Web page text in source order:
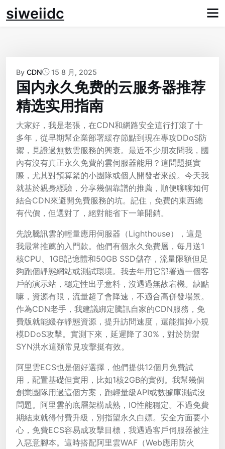
Skip
tosiweiidc
By CDN 15 8 月, 2025
国内永久免费的云服务器推荐
精选实用指南
大家好，我是老張，在CDN和網路安全這行打滾了十
多年，從早期幫企業部署緩存節點到現在專攻DDoS防
禦，見證過無數雲服務的興衰。最近不少朋友問我，國
內有沒有真正永久免費的雲伺服器能用？這問題挺實
際，尤其對預算緊的小團隊或個人開發者來說。今天我
就基於親身經驗，分享幾個靠譜的推薦，順便聊聊如何
結合CDN來避開免費服務的坑。記住，免費的東西總
有代價，但選對了，絕對能省下一筆開銷。
先說騰訊雲的輕量應用伺服器（Lighthouse），這是
我最常推薦的入門款。他們有個永久免費層，每月送1
核CPU、1GB記憶體和50GB SSD儲存，流量限額但足
夠跑個靜態網站或測試環境。我去年用它部署過一個客
戶的演示站，穩定性出乎意料，沒遇過無故宕機。缺點
嘛，資源有限，流量超了會降速，不適合高併發場景。
作為CDN老手，我建議綁定騰訊自家的CDN服務，免
費版就能緩存靜態資源，提升訪問速度，還能擋掉小規
模DDoS攻擊。實測下來，延遲降了30%，對於防禦
SYN洪水這類常見攻擊挺有效。
阿里雲ECS也是個好選擇，他們提供12個月免費試
用，配置基礎但實用，比如1核2GB的實例。我幫幾個
創業團隊用過這個方案，跑輕量級API或數據庫測試沒
問題。阿里雲的底層架構成熟，IO性能穩定。不過免費
期結束就得付費升級，別指望永久白嫖。安全方面要小
心，免費ECS容易成攻擊目標，我遇過客戶伺服器被注
入惡意腳本。這時搭配阿里雲WAF（Web應用防火